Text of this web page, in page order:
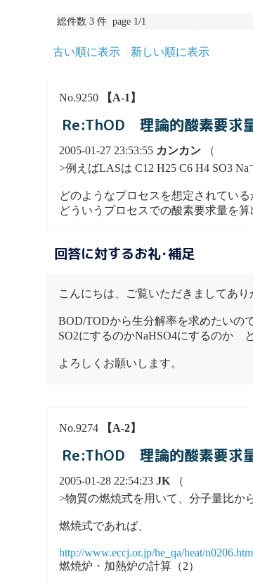
総件数 3 件 page 1/1
古い順に表示 新しい順に表示
No.9250 【A-1】
Re:ThOD 理論的酸素要求
2005-01-27 23:53:55 カンカン （
>例えばLASは C12 H25 C6 H4 SO3
どのようなプロセスを想定されてい
どういうプロセスでの酸素要求量を
回答に対するお礼･補足
こんにちは、ご覧いただきましてあり
BOD/TODから生分解率を求めたいの
SO2にするのかNaHSO4にするのか
よろしくお願いします。
No.9274 【A-2】
Re:ThOD 理論的酸素要求
2005-01-28 22:54:23JK（
>物質の燃焼式を用いて、分子量比か
燃焼式であれば、
http://www.eccj.or.jp/he_qa/heat/
燃焼炉・加熱炉の計算（2）